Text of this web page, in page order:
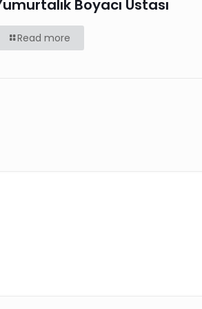
Boyacı Ustası
Read more